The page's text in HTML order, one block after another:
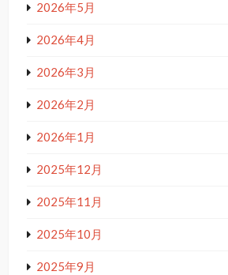
2026年5月
2026年4月
2026年3月
2026年2月
2026年1月
2025年12月
2025年11月
2025年10月
2025年9月